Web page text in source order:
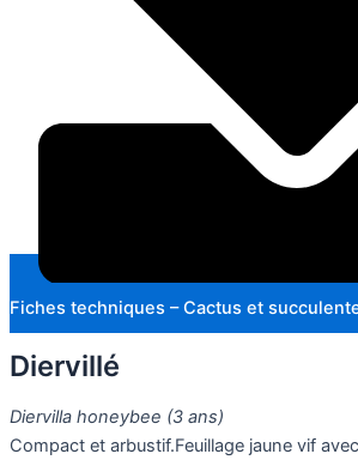
Fiches techniques – Cactus et
Diervillé
Diervilla honeybee (3 ans)
Compact et arbustif.Feuillage jaune vif